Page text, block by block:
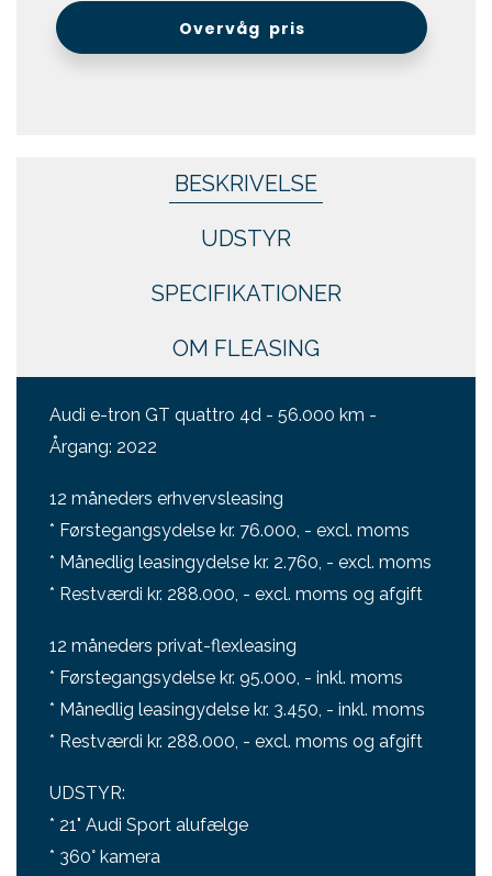
Overvåg pris
BESKRIVELSE
UDSTYR
SPECIFIKATIONER
OM FLEASING
Audi e-tron GT quattro 4d - 56.000 km -
Årgang: 2022
12 måneders erhvervsleasing
* Førstegangsydelse kr. 76.000, - excl. moms
* Månedlig leasingydelse kr. 2.760, - excl. moms
* Restværdi kr. 288.000, - excl. moms og afgift
12 måneders privat-flexleasing
* Førstegangsydelse kr. 95.000, - inkl. moms
* Månedlig leasingydelse kr. 3.450, - inkl. moms
* Restværdi kr. 288.000, - excl. moms og afgift
UDSTYR:
* 21" Audi Sport alufælge
* 360° kamera